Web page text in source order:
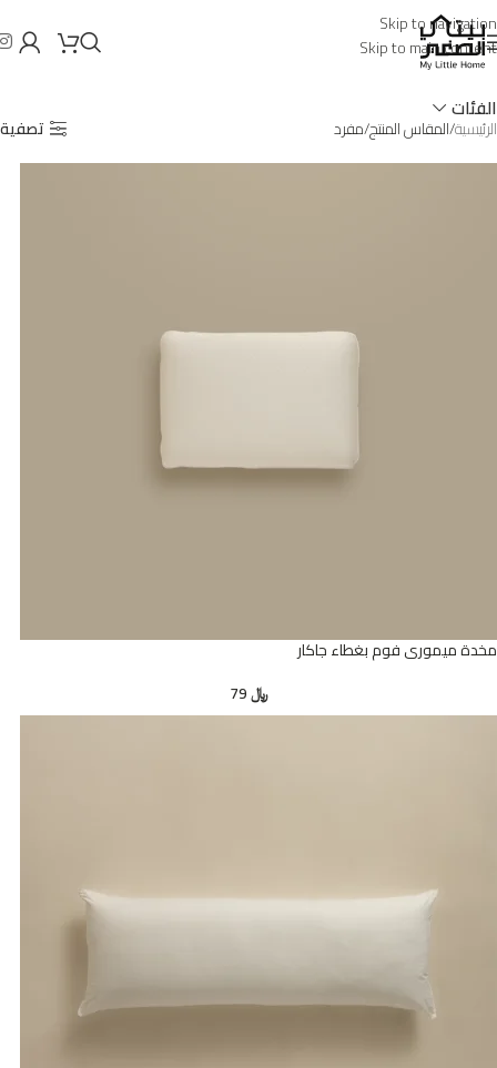
Skip to navigation
Skip to main content
الفئات
الرئيسية المقاس المنتج مفرد تصفية
مخدة ميموري فوم بغطاء جاكار
﷼